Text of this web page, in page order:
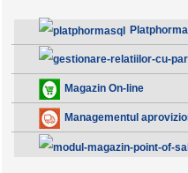
Gestionare Relatiilor cu
Magazin On-line
Managementul